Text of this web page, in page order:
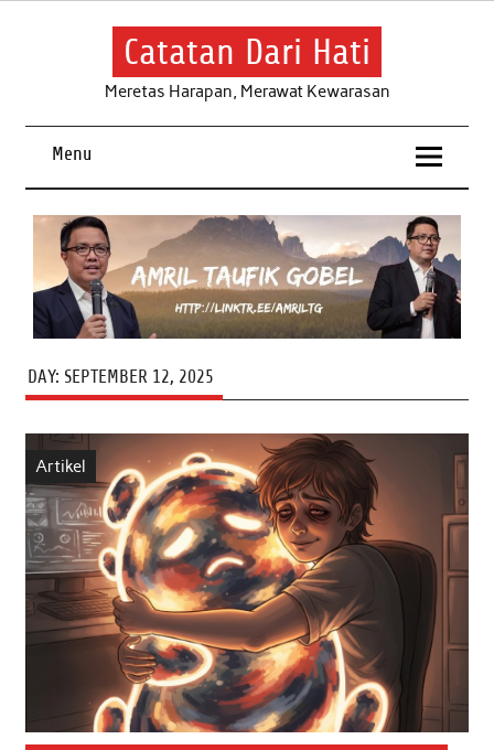
Skip
Catatan Dari Hati
Meretas Harapan, Merawat Kewarasan
Menu
DAY: SEPTEMBER 12, 2025
Artikel